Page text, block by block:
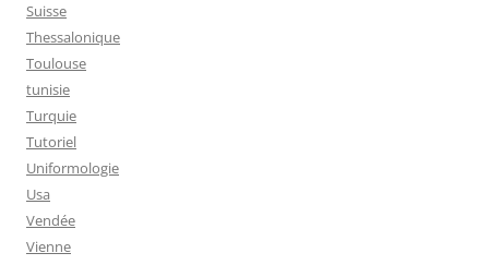
Suisse
Thessalonique
Toulouse
tunisie
Turquie
Tutoriel
Uniformologie
Usa
Vendée
Vienne